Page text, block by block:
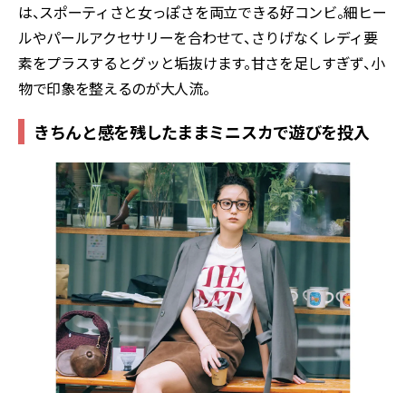
は、スポーティさと女っぽさを両立できる好コンビ。細ヒー
ルやパールアクセサリーを合わせて、さりげなくレディ要
素をプラスするとグッと垢抜けます。甘さを足しすぎず、小
物で印象を整えるのが大人流。
きちんと感を残したままミニスカで遊びを投入